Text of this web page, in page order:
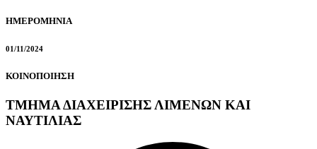
ΗΜΕΡΟΜΗΝΙΑ
01/11/2024
ΚΟΙΝΟΠΟΙΗΣΗ
ΤΜΗΜΑ ΔΙΑΧΕΙΡΙΣΗΣ ΛΙΜΕΝΩΝ ΚΑΙ
ΝΑΥΤΙΛΙΑΣ